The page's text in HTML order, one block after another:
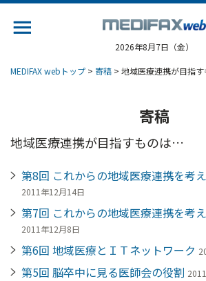
2026年8月7日（金）
MEDIFAX webトップ > 寄稿 > 地域医療連携が目指
寄稿
地域医療連携が目指すものは…
第8回 これからの地域医療連携を考
2011年12月14日
第7回 これからの地域医療連携を考
2011年12月8日
第6回 地域医療とＩＴネットワーク
第5回 脳卒中に見る医師会の役割